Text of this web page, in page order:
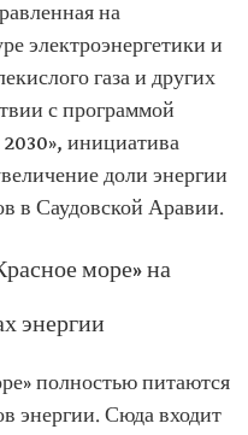
на
электроэнергетики и
газа и других
с программой
инициатива
доли энергии
в Саудовской Аравии.
море» на
энергии
полностью питаются
энергии. Сюда входит